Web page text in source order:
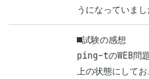
うになっていまし
■試験の感想
ping-tのWEB問
上の状態にして